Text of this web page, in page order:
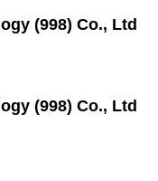
(998) Co., Ltd
(998) Co., Ltd